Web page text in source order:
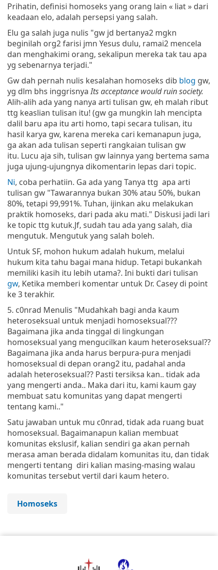
Prihatin, definisi homoseks yang orang lain « liat » dari
keadaan elo, adalah persepsi yang salah.
Elu ga salah juga nulis "gw jd bertanya2 mgkn
beginilah org2 farisi jmn Yesus dulu, ramai2 mencela
dan menghakimi orang, sekalipun mereka tak tau apa
yg sebenarnya terjadi."
Gw dah pernah nulis kesalahan homoseks dib blog gw,
yg dlm bhs inggrisnyaIts acceptance would ruin society.
Alih-alih ada yang nanya arti tulisan gw, eh malah ribut
ttg keaslian tulisan itu! (gw ga mungkin lah mencipta
dalil baru apa itu arti homo, tapi secara tulisan, itu
hasil karya gw, karena mereka cari kemanapun juga,
ga akan ada tulisan seperti rangkaian tulisan gw
itu. Lucu aja sih, tulisan gw lainnya yang bertema sama
juga ujung-ujungnya dikomentarin lepas dari topic.
Ni, coba perhatiin. Ga ada yang Tanya ttg apa arti
tulisan gw "Tawarannya bukan 30% atau 50%, bukan
80%, tetapi 99,991%. Tuhan, ijinkan aku melakukan
praktik homoseks, dari pada aku mati." Diskusi jadi lari
ke topic ttg kutuk.Jf, sudah tau ada yang salah, dia
mengutuk. Mengutuk yang salah boleh.
Untuk SF, mohon hukum adalah hukum, melalui
hukum kita tahu bagai mana hidup. Tetapi bukankah
memiliki kasih itu lebih utama?. Ini bukti dari tulisan
gw, Ketika memberi komentar untuk Dr. Casey di point
ke 3 terakhir.
5. c0nrad Menulis "Mudahkah bagi anda kaum
heteroseksual untuk menjadi homoseksual???
Bagaimana jika anda tinggal di lingkungan
homoseksual yang mengucilkan kaum heteroseksual??
Bagaimana jika anda harus berpura-pura menjadi
homoseksual di depan orang2 itu, padahal anda
adalah heteroseksual?? Pasti tersiksa kan.. tidak ada
yang mengerti anda.. Maka dari itu, kami kaum gay
membuat satu komunitas yang dapat mengerti
tentang kami.."
Satu jawaban untuk mu c0nrad, tidak ada ruang buat
homoseksual. Bagaimanapun kalian membuat
komunitas ekslusif, kalian sendiri ga akan pernah
merasa aman berada didalam komunitas itu, dan tidak
mengerti tentang diri kalian masing-masing walau
komunitas tersebut vertil dari kaum hetero.
Homoseks